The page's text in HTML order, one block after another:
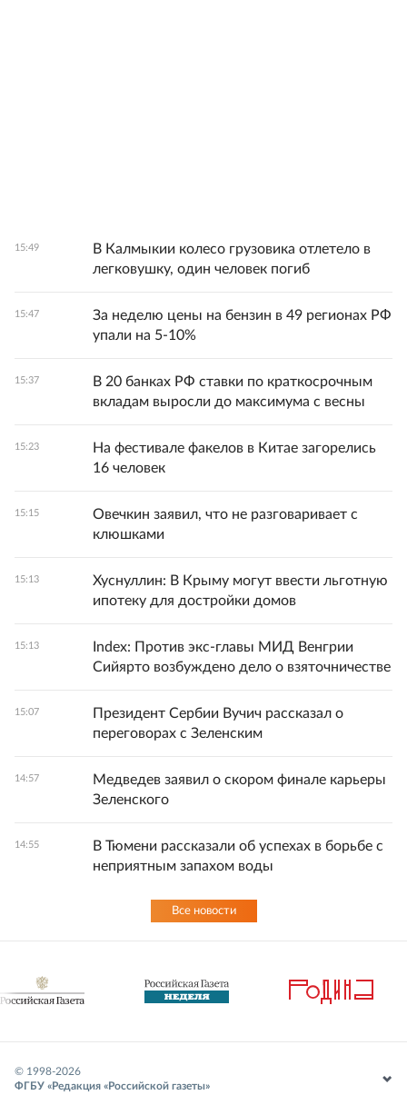
15:49
В Калмыкии колесо грузовика отлетело в
легковушку, один человек погиб
15:47
За неделю цены на бензин в 49 регионах РФ
упали на 5-10%
15:37
В 20 банках РФ ставки по краткосрочным
вкладам выросли до максимума с весны
15:23
На фестивале факелов в Китае загорелись
16 человек
15:15
Овечкин заявил, что не разговаривает с
клюшками
15:13
Хуснуллин: В Крыму могут ввести льготную
ипотеку для достройки домов
15:13
Index: Против экс-главы МИД Венгрии
Сийярто возбуждено дело о взяточничестве
15:07
Президент Сербии Вучич рассказал о
переговорах с Зеленским
14:57
Медведев заявил о скором финале карьеры
Зеленского
14:55
В Тюмени рассказали об успехах в борьбе с
неприятным запахом воды
Все новости
© 1998-2026
ФГБУ «Редакция «Российской газеты»